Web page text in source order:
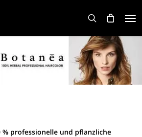
search
% professionelle und pflanzliche